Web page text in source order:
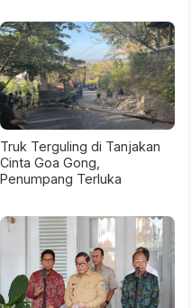
Truk Terguling di Tanjakan
Cinta Goa Gong,
Penumpang Terluka